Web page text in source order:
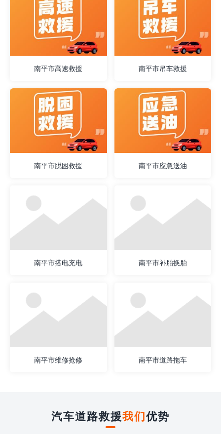
南平市高速救援 南平市吊车救援
南平市脱困救援 南平市应急送油
南平市搭电充电 南平市补胎换胎
南平市维修抢修 南平市道路拖车
汽车道路救援我们优势